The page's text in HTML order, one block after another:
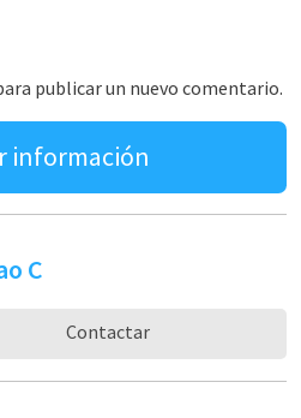
publicar un nuevo comentario.
información
C
Contactar